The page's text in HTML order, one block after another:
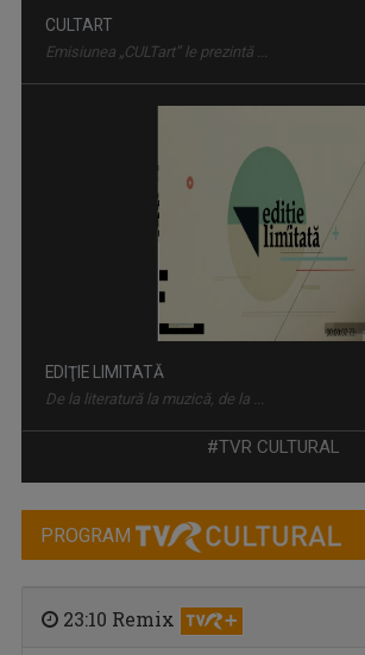
CULTART
Emisiunea „CULTart” le prezintă ...
EDIŢIE LIMITATĂ
De la literatură la muzică, de la ...
#TVR CULTURAL
PROGRAM
23:10 Remix